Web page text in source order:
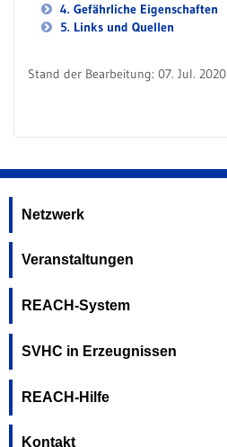
4. Gefährliche Eigenschaften
5. Links und Quellen
Stand der Bearbeitung: 07. Jul. 2020
Netzwerk
Veranstaltungen
REACH-System
SVHC in Erzeugnissen
REACH-Hilfe
Kontakt